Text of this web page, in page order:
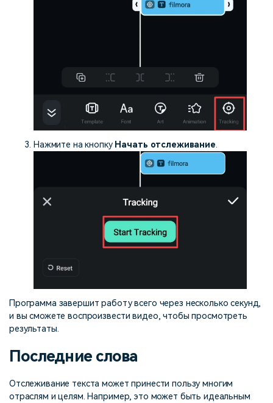
Нажмите на кнопку Начать отслеживание.
Программа завершит работу всего через несколько секунд,
и вы сможете воспроизвести видео, чтобы просмотреть
результаты.
Последние слова
Отслеживание текста может принести пользу многим
отраслям и целям. Например, это может быть идеальным